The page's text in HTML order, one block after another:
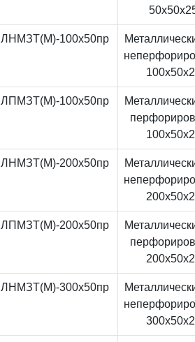
ЛНМЗТ(М)-100x50пр
ЛПМЗТ(М)-100x50пр
ЛНМЗТ(М)-200x50пр
ЛПМЗТ(М)-200x50пр
ЛНМЗТ(М)-300x50пр